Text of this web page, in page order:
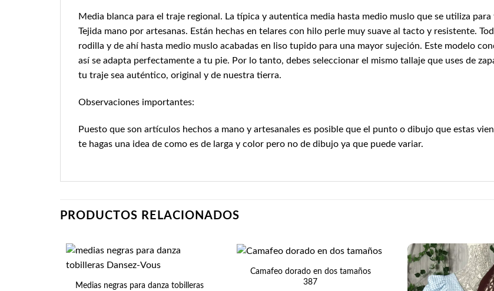
Media blanca para el traje regional. La típica y autentica media hasta medio muslo que se utiliza
Tejida mano por artesanas. Están hechas en telares con hilo perle muy suave al tacto y resistente.
rodilla y de ahí hasta medio muslo acabadas en liso tupido para una mayor sujeción. Este modelo
así se adapta perfectamente a tu pie. Por lo tanto, debes seleccionar el mismo tallaje que uses de
tu traje sea auténtico, original y de nuestra tierra.
Observaciones importantes:
Puesto que son artículos hechos a mano y artesanales es posible que el punto o dibujo que estas
te hagas una idea de como es de larga y color pero no de dibujo ya que puede variar.
PRODUCTOS RELACIONADOS
+
Medias negras para danza tobilleras
+
Camafeo dorado en dos tamaños
387